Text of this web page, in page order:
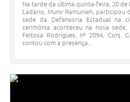
Na tarde da última quinta-feira, 20
Ladário, Munir Ramunieh, participou
sede da Defensoria Estadual na
cerimônia aconteceu na nova
Feitosa Rodrigues, nº 2094, Conj.
contou com a presença...